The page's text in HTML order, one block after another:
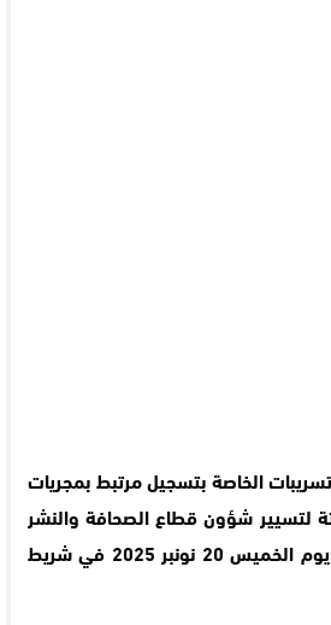
الخاصة بتسجيل مرتبط بمجريات
لتسيير شؤون قطاع الصحافة والنشر
ارتباطاً بملف الصحافي حميد المهدوي، والتي بثها هذا الأخير مساء يوم الخميس 20 نونبر 2025 في شريط